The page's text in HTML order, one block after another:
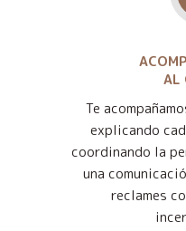
AL
Te
explicando
coordinando la
una
reclames